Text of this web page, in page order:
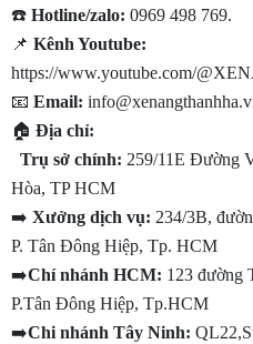
☎️ Hotline/zalo: 0969 498 769.
📌 Kênh Youtube:
https://www.youtube.com/
📧 Email:
🏠 Địa chỉ:
Trụ sở chính: 259/11E Đường
Hòa, TP HCM
➡️ Xưởng dịch vụ: 234/3B,
P. Tân Đông Hiệp, Tp. HCM
➡️Chí nhánh HCM: 123 đường
P.Tân Đông Hiệp, Tp.HCM
➡️Chi nhánh Tây Ninh: